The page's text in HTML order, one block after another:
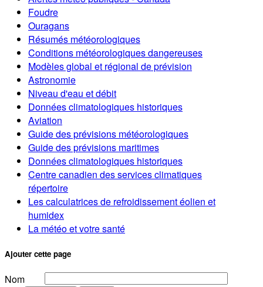
Foudre
Ouragans
Résumés météorologiques
Conditions météorologiques dangereuses
Modèles global et régional de prévision
Astronomie
Niveau d'eau et débit
Données climatologiques historiques
Aviation
Guide des prévisions météorologiques
Guide des prévisions maritimes
Données climatologiques historiques
Centre canadien des services climatiques
répertoire
Les calculatrices de refroidissement éolien et
humidex
La météo et votre santé
Ajouter cette page
Nom